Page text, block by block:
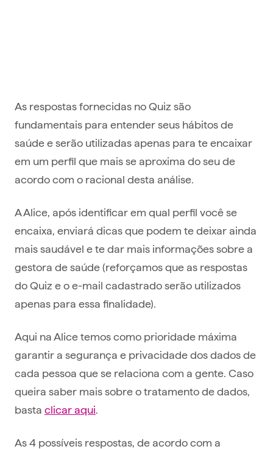
As respostas fornecidas no Quiz são
fundamentais para entender seus hábitos de
saúde e serão utilizadas apenas para te encaixar
em um perfil que mais se aproxima do seu de
acordo com o racional desta análise.
A Alice, após identificar em qual perfil você se
encaixa, enviará dicas que podem te deixar ainda
mais saudável e te dar mais informações sobre a
gestora de saúde (reforçamos que as respostas
do Quiz e o e-mail cadastrado serão utilizados
apenas para essa finalidade).
Aqui na Alice temos como prioridade máxima
garantir a segurança e privacidade dos dados de
cada pessoa que se relaciona com a gente. Caso
queira saber mais sobre o tratamento de dados,
basta clicar aqui.
As 4 possíveis respostas, de acordo com a